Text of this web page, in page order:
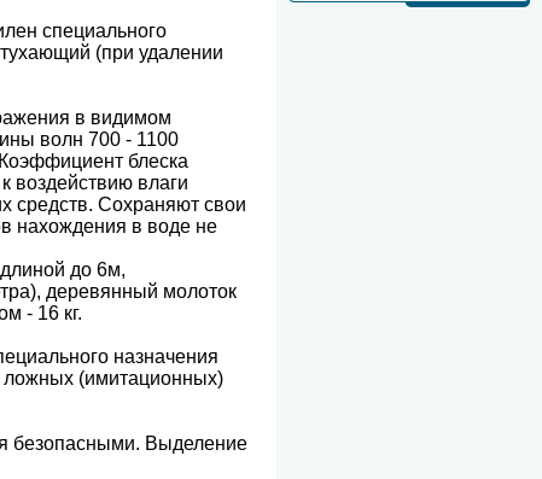
специального
(при удалении
в видимом
волн 700 - 1100
блеска
воздействию влаги
средств. Сохраняют свои
нахождения в воде не
до 6м,
деревянный молоток
- 16 кг.
назначения
ложных (имитационных)
безопасными. Выделение